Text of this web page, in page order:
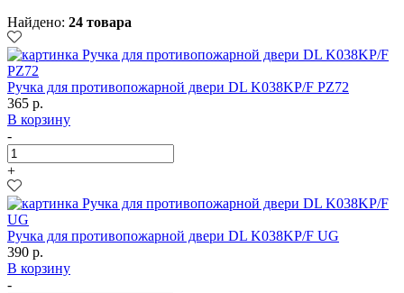
Найдено: 24 товара
Ручка для противопожарной двери DL K038KP/F PZ72
365 р.
В корзину
-
+
Ручка для противопожарной двери DL K038KP/F UG
390 р.
В корзину
-